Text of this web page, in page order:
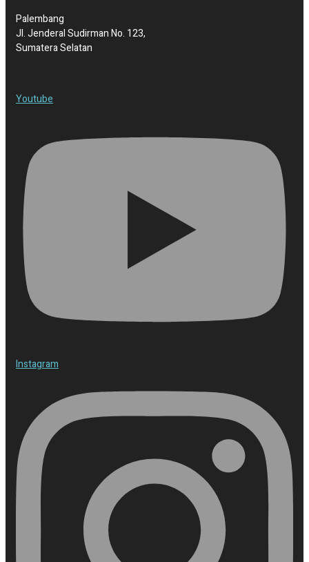
Palembang
Jl. Jenderal Sudirman No. 123,
Sumatera Selatan
Youtube
Instagram